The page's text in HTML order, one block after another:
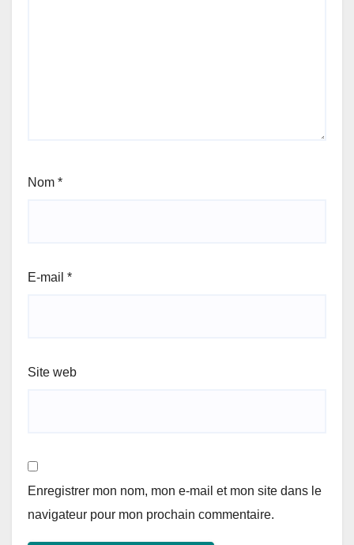
Nom *
E-mail *
Site web
Enregistrer mon nom, mon e-mail et mon site dans le
navigateur pour mon prochain commentaire.